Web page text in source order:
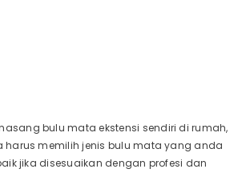
bulu mata ekstensi sendiri di rumah,
harus memilih jenis bulu mata yang anda
jika disesuaikan dengan profesi dan